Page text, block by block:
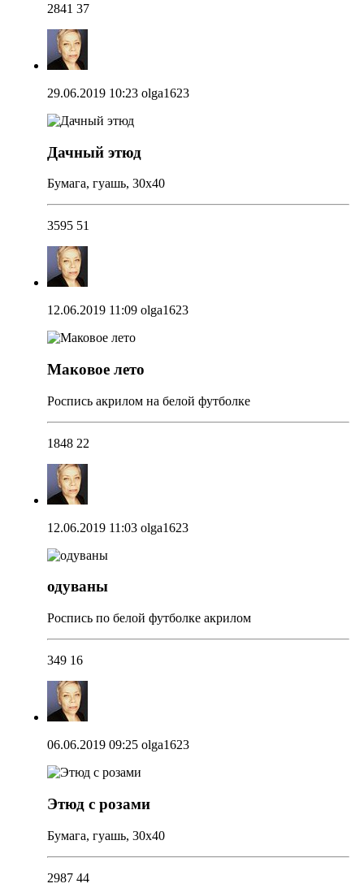
2841 37
29.06.2019 10:23 olga1623
Дачный этюд
Бумага, гуашь, 30х40
3595 51
12.06.2019 11:09 olga1623
Маковое лето
Роспись акрилом на белой футболке
1848 22
12.06.2019 11:03 olga1623
одуваны
Роспись по белой футболке акрилом
349 16
06.06.2019 09:25 olga1623
Этюд с розами
Бумага, гуашь, 30х40
2987 44